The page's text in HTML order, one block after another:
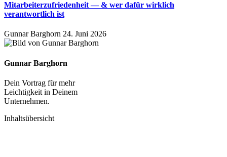
Mitarbeiterzufriedenheit — & wer dafür wirklich
verantwortlich ist
Gunnar Barghorn 24. Juni 2026
Gunnar Barghorn
Dein Vortrag für mehr
Leichtigkeit in Deinem
Unternehmen.
Inhaltsübersicht